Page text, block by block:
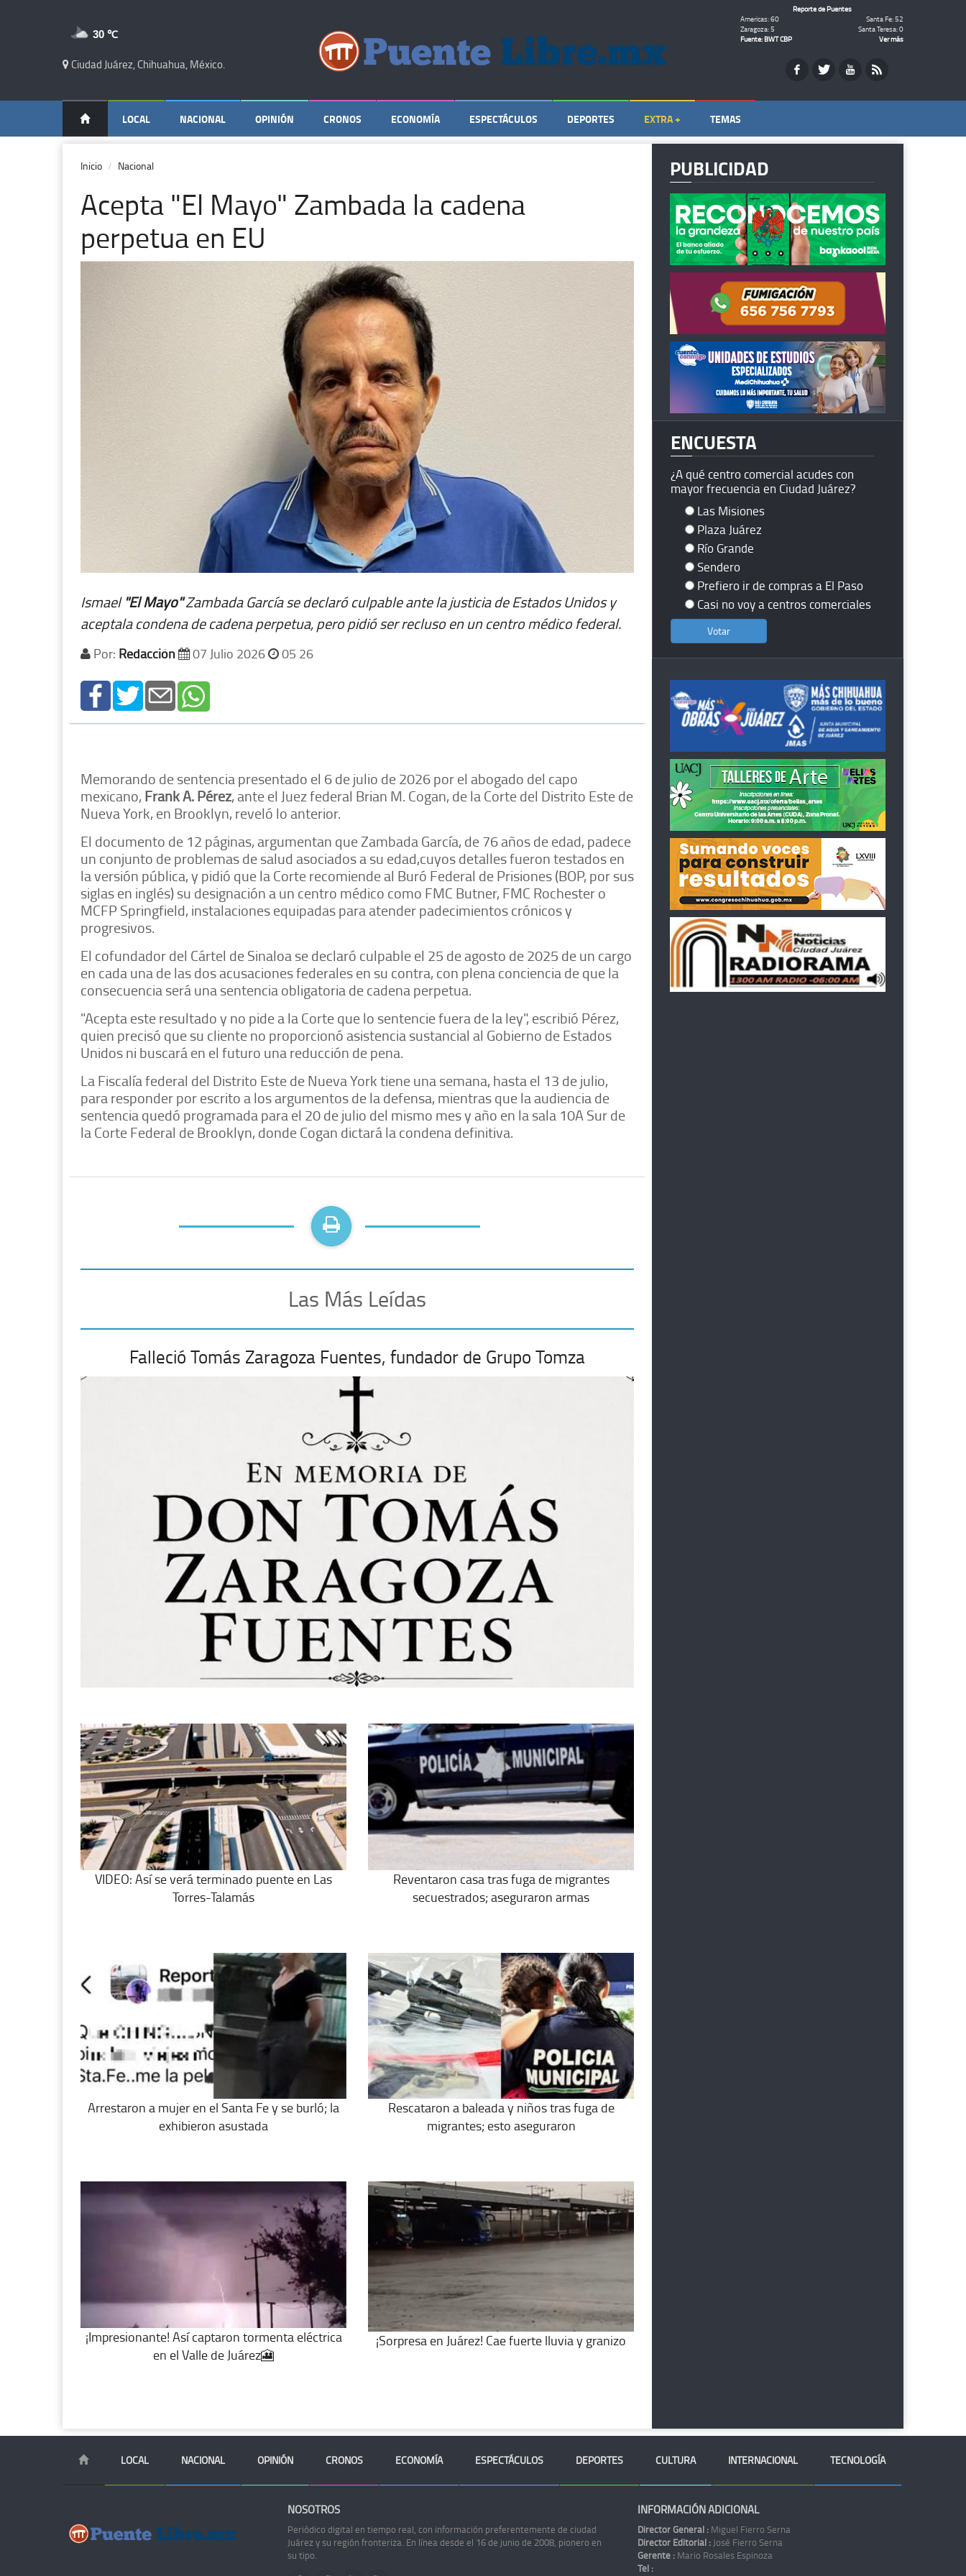
30 ℃
Ciudad Juárez, Chihuahua, México.
Reporte de Puentes
Americas: 60
Santa Fe: 52
Zaragoza: 5
Santa Teresa: 0
Fuente: BWT CBP
Ver más
LOCAL NACIONAL OPINIÓN CRONOS ECONOMÍA ESPECTÁCULOS DEPORTES EXTRA + TEMAS
Inicio Nacional
Acepta "El Mayo" Zambada la cadena
perpetua en EU
Ismael"El Mayo"Zambada García se declaró culpable ante la justicia de Estados Unidos y
aceptala condena de cadena perpetua, pero pidió ser recluso en un centro médico federal.
Por: Redacción 07 Julio 2026 05 26
Memorando de sentencia presentado el 6 de julio de 2026 por el abogado del capo
mexicano, Frank A. Pérez, ante el Juez federal Brian M. Cogan, de la Corte del Distrito Este de
Nueva York, en Brooklyn, reveló lo anterior.
El documento de 12 páginas, argumentan que Zambada García, de 76 años de edad, padece
un conjunto de problemas de salud asociados a su edad,cuyos detalles fueron testados en
la versión pública, y pidió que la Corte recomiende al Buró Federal de Prisiones (BOP, por sus
siglas en inglés) su designación a un centro médico como FMC Butner, FMC Rochester o
MCFP Springfield, instalaciones equipadas para atender padecimientos crónicos y
progresivos.
El cofundador del Cártel de Sinaloa se declaró culpable el 25 de agosto de 2025 de un cargo
en cada una de las dos acusaciones federales en su contra, con plena conciencia de que la
consecuencia será una sentencia obligatoria de cadena perpetua.
"Acepta este resultado y no pide a la Corte que lo sentencie fuera de la ley", escribió Pérez,
quien precisó que su cliente no proporcionó asistencia sustancial al Gobierno de Estados
Unidos ni buscará en el futuro una reducción de pena.
La Fiscalía federal del Distrito Este de Nueva York tiene una semana, hasta el 13 de julio,
para responder por escrito a los argumentos de la defensa, mientras que la audiencia de
sentencia quedó programada para el 20 de julio del mismo mes y año en la sala 10A Sur de
la Corte Federal de Brooklyn, donde Cogan dictará la condena definitiva.
Las Más Leídas
Falleció Tomás Zaragoza Fuentes, fundador de Grupo Tomza
VIDEO: Así se verá terminado puente en Las
Torres-Talamás
Reventaron casa tras fuga de migrantes
secuestrados; aseguraron armas
Arrestaron a mujer en el Santa Fe y se burló; la
exhibieron asustada
Rescataron a baleada y niños tras fuga de
migrantes; esto aseguraron
¡Impresionante! Así captaron tormenta eléctrica
en el Valle de Juárez🎦
¡Sorpresa en Juárez! Cae fuerte lluvia y granizo
PUBLICIDAD
ENCUESTA
¿A qué centro comercial acudes con
mayor frecuencia en Ciudad Juárez?
Las Misiones
Plaza Juárez
Río Grande
Sendero
Prefiero ir de compras a El Paso
Casi no voy a centros comerciales
LOCAL NACIONAL OPINIÓN CRONOS ECONOMÍA ESPECTÁCULOS DEPORTES CULTURA INTERNACIONAL TECNOLOGÍA
NOSOTROS
Periódico digital en tiempo real, con información preferentemente de ciudad
Juárez y su región fronteriza. En línea desde el 16 de junio de 2008, pionero en
su tipo.
INFORMACIÓN ADICIONAL
Director General : Miguel Fierro Serna
Director Editorial : José Fierro Serna
Gerente : Mario Rosales Espinoza
Tel :